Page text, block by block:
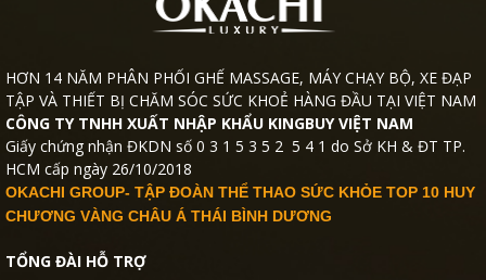
HƠN 14 NĂM PHÂN PHỐI GHẾ MASSAGE, MÁY CHẠY BỘ, XE ĐẠP
TẬP VÀ THIẾT BỊ CHĂM SÓC SỨC KHOẺ HÀNG ĐẦU TẠI VIỆT NAM
CÔNG TY TNHH XUẤT NHẬP KHẨU KINGBUY VIỆT NAM
Giấy chứng nhận ĐKDN số 0 3 1 5 3 5 2 5 4 1 do Sở KH & ĐT TP.
HCM cấp ngày 26/10/2018
OKACHI GROUP- TẬP ĐOÀN THỂ THAO SỨC KHỎE TOP 10 HUY
CHƯƠNG VÀNG CHÂU Á THÁI BÌNH DƯƠNG
TỔNG ĐÀI HỖ TRỢ